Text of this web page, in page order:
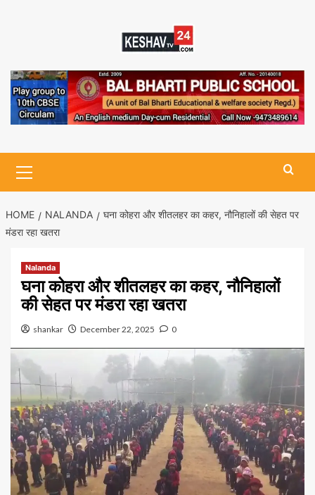
Menu
HOME NALANDA
घना कोहरा और शीतलहर का कहर, नौनिहालों की सेहत पर
मंडरा रहा खतरा
Nalanda
घना कोहरा और शीतलहर का कहर, नौनिहालों
की सेहत पर मंडरा रहा खतरा
shankar December 22, 2025 0